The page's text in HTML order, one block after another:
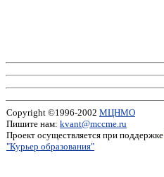
Copyright ©1996-2002 МЦНМО
Пишите нам: kvant@mccme.ru
Проект осуществляется при поддержке
"Курьер образования"